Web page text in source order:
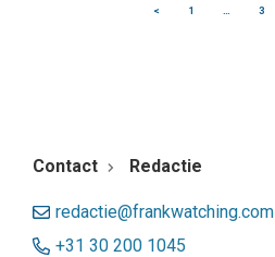
< 1 3
Contact Redactie
redactie@frankwatching.com
+31 30 200 1045